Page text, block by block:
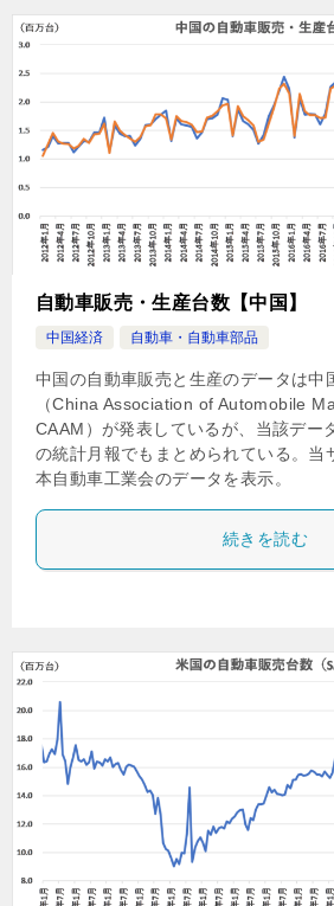
自動車販売・生産台数【中国】
中国経済 自動車・自動車部品
中国の自動車販売と生産のデータは中
（China Association of Automobile
CAAM）が発表しているが、当該デー
の統計月報でもまとめられている。当
本自動車工業会のデータを表示。
続きを読む